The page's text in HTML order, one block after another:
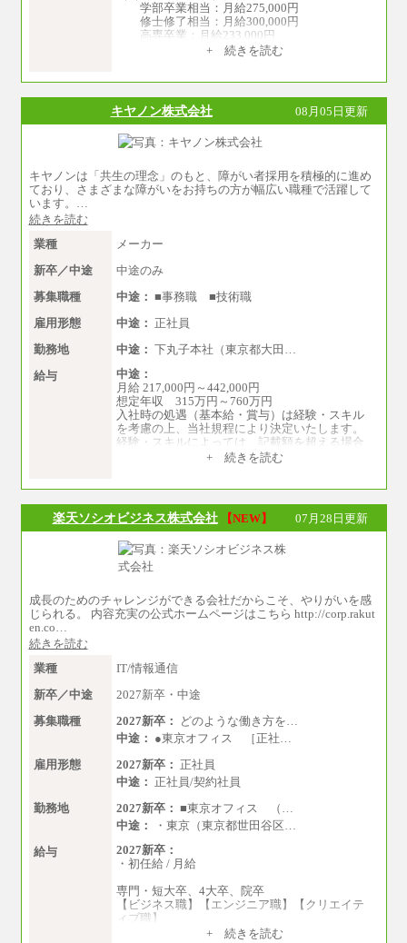
学部卒業相当：月給275,000円
修士修了相当：月給300,000円
高専卒業：月給233,000円
万円
を考慮して給与を決定いたします
中途：
（1）事務職（総合職・正社員） （2）技術職
（総合職・正社員）
定
試用期間中も給与に変更はございません
（3）技能職（正社員）
基本給
+ 続きを読む
キヤノン株式会社 08月05日更新
キヤノンは「共生の理念」のもと、障がい者採用を積極的に進め
ており、さまざまな障がいをお持ちの方が幅広い職種で活躍して
います。…
続きを読む
業種
メーカー
新卒／中途
中途のみ
募集職種
中途： ■事務職 ■技術職
雇用形態
中途： 正社員
勤務地
中途： 下丸子本社（東京都大田…
給与
中途：
月給 217,000円～442,000円
想定年収 315万円～760万円
入社時の処遇（基本給・賞与）は経験・スキル
を考慮の上、当社規程により決定いたします。
経験・スキルによっては、記載額を超える場合
+ 続きを読む
楽天ソシオビジネス株式会社 【NEW】 07月28日更新
成長のためのチャレンジができる会社だからこそ、やりがいを感
じられる。 内容充実の公式ホームページはこちら http://corp.rakut
en.co…
続きを読む
業種
IT/情報通信
新卒／中途
2027新卒・中途
募集職種
2027新卒：
どのような働き方を…
中途： ●東京オフィス ［正社…
雇用形態
2027新卒： 正社員
中途： 正社員/契約社員
勤務地
2027新卒： ■東京オフィス （…
中途：
・東京（東京都世田谷区…
給与
2027新卒：
・初任給 / 月給
専門・短大卒、4大卒、院卒
【ビジネス職】【エンジニア職】【クリエイテ
ィブ職】
+ 続きを読む